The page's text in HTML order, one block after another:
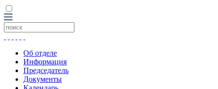
Об отделе
Информация
Председатель
Документы